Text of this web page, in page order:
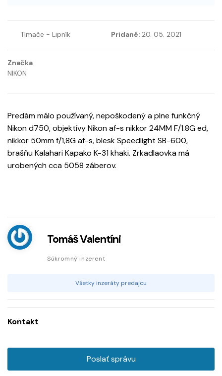
Tlmače - Lipník Pridané: 20. 05. 2021
Značka
NIKON
Predám málo používaný, nepoškodený a plne funkčný
Nikon d750, objektívy Nikon af-s nikkor 24MM F/1.8G ed,
nikkor 50mm f/1,8G af-s, blesk Speedlight SB-600,
brašňu Kalahari Kapako K-31 khaki. Zrkadlaovka má
urobených cca 5058 záberov.
Tomáš Valentíni
Súkromný inzerent
Všetky inzeráty predajcu
Kontakt
Poslať správu